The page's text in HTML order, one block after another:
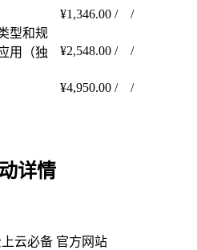
型和规
用（独
¥1,346.00 / /
¥2,548.00 / /
¥4,950.00 / /
详情
云必备 官方网站